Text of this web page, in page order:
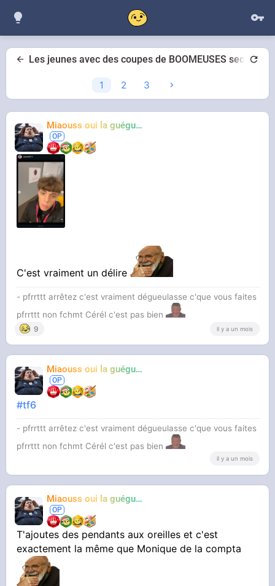
Les jeunes avec des coupes de BOOMEUSES secrétaire
1 2 3
Miaouss oui la guéguérre
C'est vraiment un délire
- pfrrttt arrêtez c'est vraiment dégueulasse c'que vous faites
pfrrttt non fchmt Cérél c'est pas bien
9 il y a un mois
Miaouss oui la guéguérre
#tf6
- pfrrttt arrêtez c'est vraiment dégueulasse c'que vous faites
pfrrttt non fchmt Cérél c'est pas bien
il y a un mois
Miaouss oui la guéguérre
T'ajoutes des pendants aux oreilles et c'est
exactement la même que Monique de la compta